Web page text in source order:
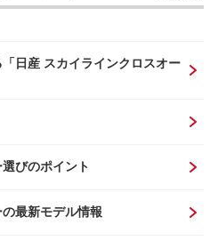
日産 スカイラインクロスオー
びのポイント
最新モデル情報